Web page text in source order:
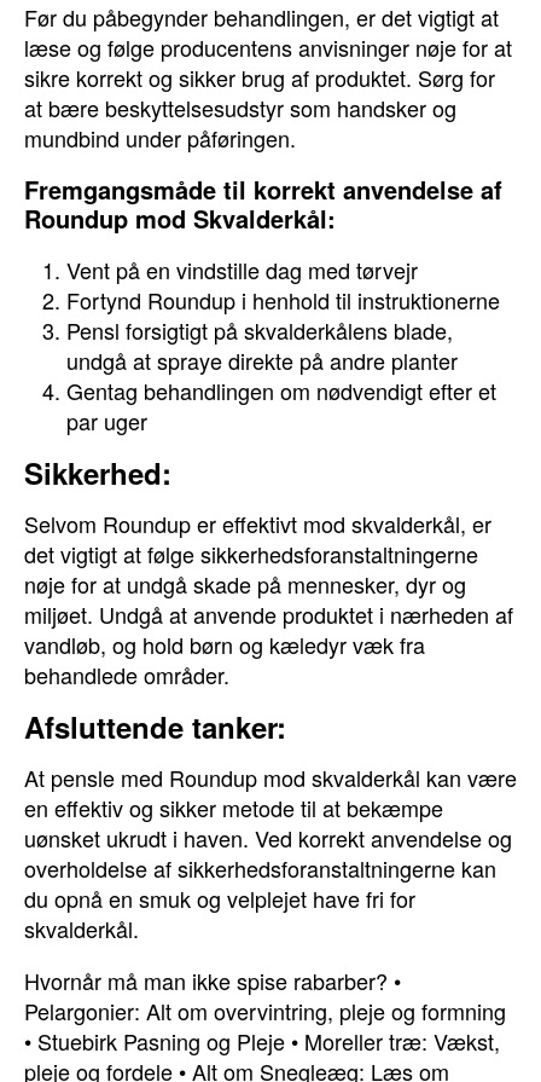
Før du påbegynder behandlingen, er det vigtigt at
læse og følge producentens anvisninger nøje for at
sikre korrekt og sikker brug af produktet. Sørg for
at bære beskyttelsesudstyr som handsker og
mundbind under påføringen.
Fremgangsmåde til korrekt anvendelse af
Roundup mod Skvalderkål:
Vent på en vindstille dag med tørvejr
Fortynd Roundup i henhold til instruktionerne
Pensl forsigtigt på skvalderkålens blade,
undgå at spraye direkte på andre planter
Gentag behandlingen om nødvendigt efter et
par uger
Sikkerhed:
Selvom Roundup er effektivt mod skvalderkål, er
det vigtigt at følge sikkerhedsforanstaltningerne
nøje for at undgå skade på mennesker, dyr og
miljøet. Undgå at anvende produktet i nærheden af
vandløb, og hold børn og kæledyr væk fra
behandlede områder.
Afsluttende tanker:
At pensle med Roundup mod skvalderkål kan være
en effektiv og sikker metode til at bekæmpe
uønsket ukrudt i haven. Ved korrekt anvendelse og
overholdelse af sikkerhedsforanstaltningerne kan
du opnå en smuk og velplejet have fri for
skvalderkål.
Hvornår må man ikke spise rabarber? •
Pelargonier: Alt om overvintring, pleje og formning
• Stuebirk Pasning og Pleje • Moreller træ: Vækst,
pleje og fordele •Alt om Snegleæg: Læs om